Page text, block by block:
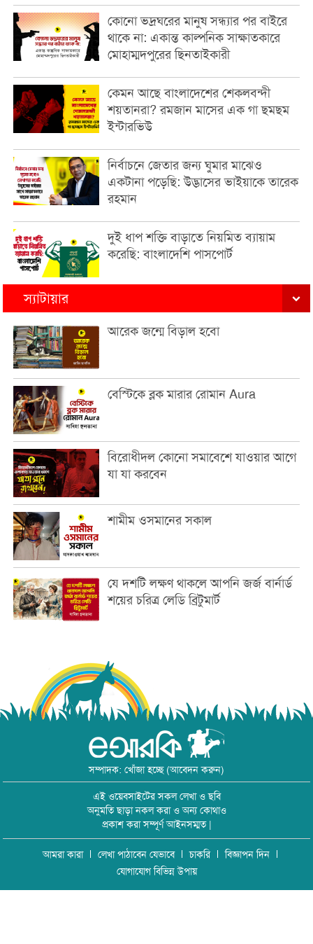
কোনো ভদ্রঘরের মানুষ সন্ধ্যার পর বাইরে
থাকে না: একান্ত কাল্পনিক সাক্ষাতকারে
মোহাম্মদপুরের ছিনতাইকারী
কেমন আছে বাংলাদেশের শেকলবন্দী
শয়তানরা? রমজান মাসের এক গা ছমছম
ইন্টারভিউ
নির্বাচনে জেতার জন্য ঘুমার মাঝেও
একটানা পড়েছি: উদ্ভাসের ভাইয়াকে তারেক
রহমান
দুই ধাপ শক্তি বাড়াতে নিয়মিত ব্যায়াম
করেছি: বাংলাদেশি পাসপোর্ট
স্যাটায়ার
আরেক জন্মে বিড়াল হবো
বেস্টিকে ব্লক মারার রোমান Aura
বিরোধীদল কোনো সমাবেশে যাওয়ার আগে
যা যা করবেন
শামীম ওসমানের সকাল
যে দশটি লক্ষণ থাকলে আপনি জর্জ বার্নার্ড
শয়ের চরিত্র লেডি ব্রিটুমার্ট
সম্পাদক: খোঁজা হচ্ছে (আবেদন করুন)
এই ওয়েবসাইটের সকল লেখা ও ছবি
অনুমতি ছাড়া নকল করা ও অন্য কোথাও
প্রকাশ করা সম্পূর্ণ আইনসম্মত |
আমরা কারা লেখা পাঠাবেন যেভাবে চাকরি
বিজ্ঞাপন দিন
যোগাযোগ বিভিন্ন উপায়